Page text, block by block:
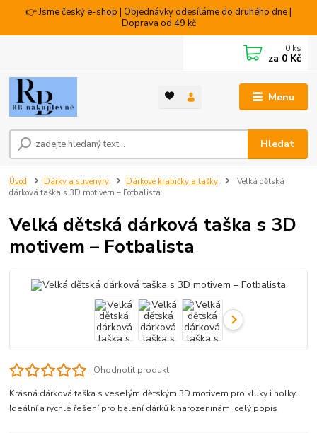
👉 Jsme český e-shop | Objednávky odesíláme do druhého dne |
Doprava od 49 kč
Menu
Hledat
0 ks
za 0 Kč
Úvod Dárky a suvenýry Dárkové krabičky a tašky
Velká dětská
dárková taška s 3D motivem – Fotbalista
Velká dětská dárková taška s 3D
motivem – Fotbalista
Ohodnotit produkt
Krásná dárková taška s veselým dětským 3D motivem pro kluky i holky.
Ideální a rychlé řešení pro balení dárků k narozeninám. celý popis